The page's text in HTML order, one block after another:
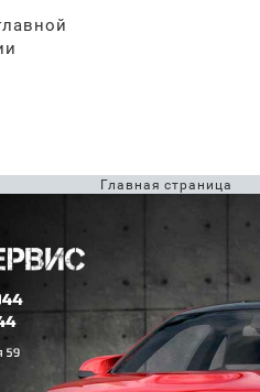
Главная страница